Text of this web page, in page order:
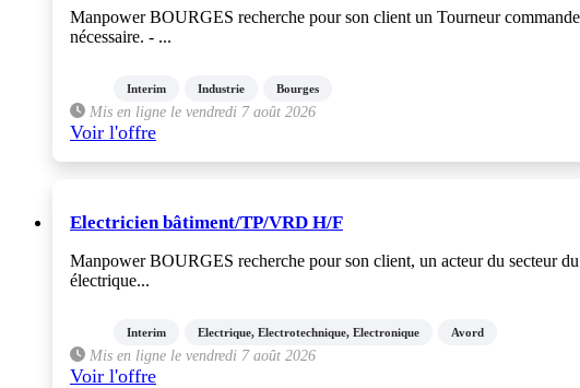
Manpower BOURGES recherche pour son client un Tourneur
nécessaire. - ...
Interim Industrie Bourges
Mis en ligne le vendredi 7 août 2026
Voir l'offre
Electricien bâtiment/TP/VRD H/F
Manpower BOURGES recherche pour son client, un acteur du secteur
électrique...
Interim Electrique, Electrotechnique, Electronique Avord
Mis en ligne le vendredi 7 août 2026
Voir l'offre